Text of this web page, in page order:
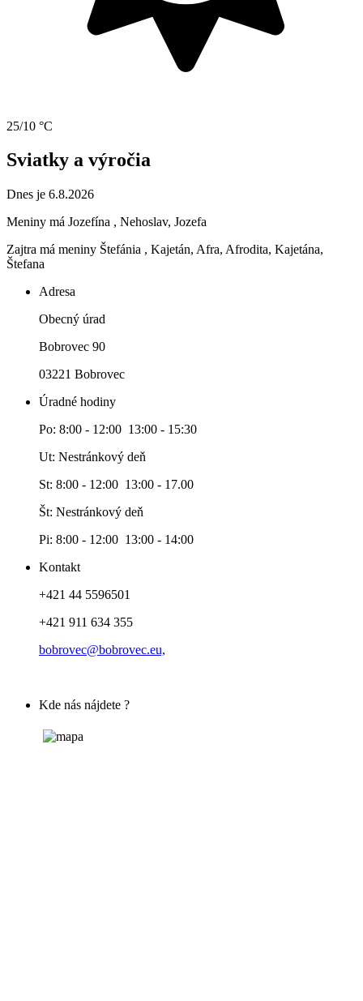
25/10 °C
Sviatky a výročia
Dnes je 6.8.2026
Meniny má Jozefína , Nehoslav, Jozefa
Zajtra má meniny Štefánia , Kajetán, Afra, Afrodita, Kajetána,
Štefana
Adresa
Obecný úrad
Bobrovec 90
03221 Bobrovec
Úradné hodiny
Po: 8:00 - 12:00 13:00 - 15:30
Ut: Nestránkový deň
St: 8:00 - 12:00 13:00 - 17.00
Št: Nestránkový deň
Pi: 8:00 - 12:00 13:00 - 14:00
Kontakt
+421 44 5596501
+421 911 634 355
bobrovec@bobrovec.eu,
Kde nás nájdete ?